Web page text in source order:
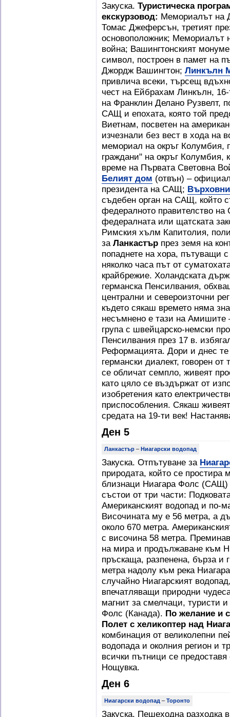
Закуска. Туристическа
екскурзовод: Мемориалът на
Томас Джеферсън, третият
основоположник; Мемориалът
война; Вашингтонският
символ, построен в памет на
Джордж Вашингтон; Линкълн
привлича всеки, търсещ
чест на Ейбрахам Линкълн,
на Франклин Делано Рузвелт,
САЩ и епохата, която той
Виетнам, посветен на
изчезнали без вест в хода на
мемориал на окръг Колумбия,
граждани" на окръг Колумбия,
време на Първата Световна
Белият дом (отвън) –
президента на САЩ;
съдебен орган на САЩ, който
федералното правителство
федералната или щатската
Римския хълм Капитолия,
за Ланкастър през земя на
попаднете на хора, пътуващи
няколко часа път от
крайбрежие. Холандската
германска Пенсилвания,
централни и североизточни
където сякаш времето няма
несъмнено е тази на Амишите
група с швейцарско-немски
Пенсилвания през 17 в.
Реформацията. Дори и днес
германски диалект, говорен
се обличат семпло, живеят
като цяло се въздържат от
изобретения като
приспособления. Сякаш
средата на 19-ти век!
Ден 5
Ланкастър – Ниагарски водопад
Закуска. Отпътуване за
природата, който се
близнаци Ниагара Фолс (САЩ)
състои от три части:
Американският водопад и по-
Височината му е 56 метра, а
около 670 метра.
с височина 58 метра.
на мира и продължаване към
пръскаща, разпенена, бърза и
метра надолу към река
случайно Ниагарският
впечатляващи природни
магнит за смелчаци, туристи
Фолс (Канада). По желание и
Полет с хеликоптер над
комбинация от великолепни
водопада и околния регион и
всички пътници се
Нощувка.
Ден 6
Ниагарски водопад – Торонто
Закуска. Пешеходна разходка